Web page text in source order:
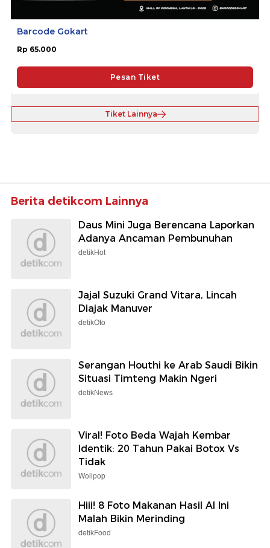
Barcode Gokart
Rp 65.000
Pesan Tiket
Tiket Lainnya
Berita detikcom Lainnya
Daus Mini Juga Berencana Laporkan
Adanya Ancaman Pembunuhan
detikHot
Jajal Suzuki Grand Vitara, Lincah
Diajak Manuver
detikOto
Serangan Houthi ke Arab Saudi Bikin
Situasi Timteng Makin Ngeri
detikNews
Viral! Foto Beda Wajah Kembar
Identik: 20 Tahun Pakai Botox Vs
Tidak
Wolipop
Hiii! 8 Foto Makanan Hasil AI Ini
Malah Bikin Merinding
detikFood